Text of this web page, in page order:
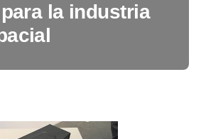
la industria